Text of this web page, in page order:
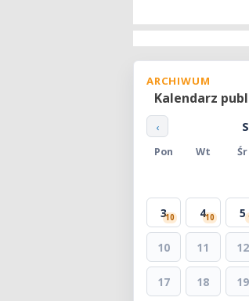
ARCHIWUM
Kalendarz
‹
Pon Wt Śr
310 410 5
10 11 12
17 18 19